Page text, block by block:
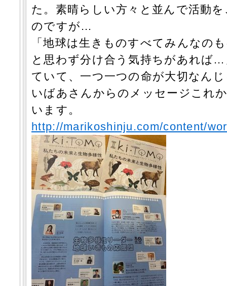
た。素晴らしい方々と並んで活動
のですが…
「地球は生きものすべてみんなの
と思わず分け合う気持ちがあれば
ていて、一つ一つの命が大切なん
いばあさんからのメッセージこれ
います。
http://marikoshinju.com/content/